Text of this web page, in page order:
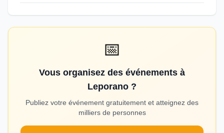
📅
Vous organisez des événements à
Leporano ?
Publiez votre événement gratuitement et atteignez des
milliers de personnes